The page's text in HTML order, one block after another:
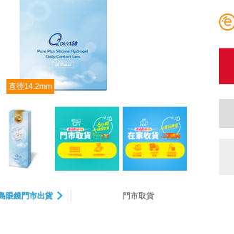
直徑14.2mm
眼鏡門市出貨 門市取貨